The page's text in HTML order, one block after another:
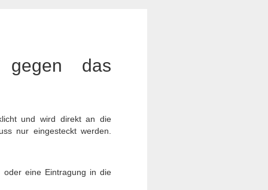
gegen das
und wird direkt an die
nur eingesteckt werden.
oder eine Eintragung in die